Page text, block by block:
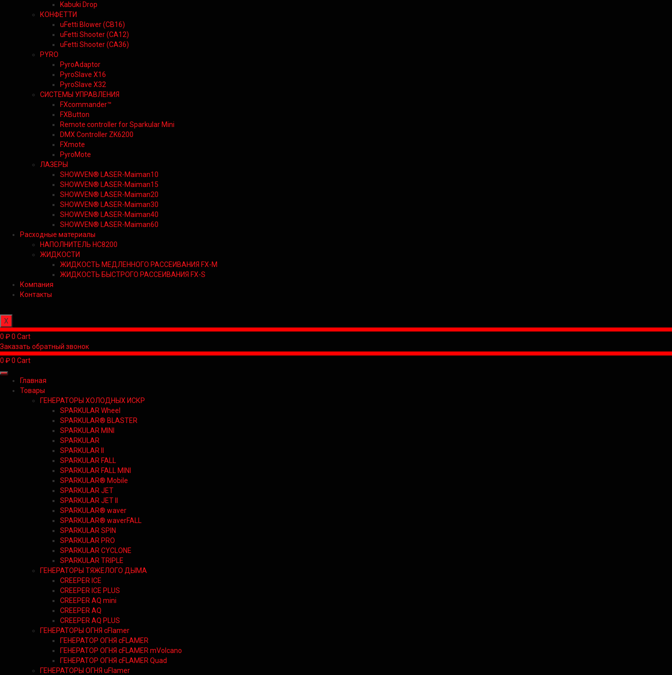
Kabuki Drop
КОНФЕТТИ
uFetti Blower (CB16)
uFetti Shooter (CA12)
uFetti Shooter (CA36)
PYRO
PyroAdaptor
PyroSlave X16
PyroSlave X32
СИСТЕМЫ УПРАВЛЕНИЯ
FXcommander™
FXButton
Remote controller for Sparkular Mini
DMX Controller ZK6200
FXmote
PyroMote
ЛАЗЕРЫ
SHOWVEN® LASER-Maiman10
SHOWVEN® LASER-Maiman15
SHOWVEN® LASER-Maiman20
SHOWVEN® LASER-Maiman30
SHOWVEN® LASER-Maiman40
SHOWVEN® LASER-Maiman60
Расходные материалы
НАПОЛНИТЕЛЬ HC8200
ЖИДКОСТИ
ЖИДКОСТЬ МЕДЛЕННОГО РАССЕИВАНИЯ FX-M
ЖИДКОСТЬ БЫСТРОГО РАССЕИВАНИЯ FX-S
Компания
Контакты
X
0 ₽0 Cart
Заказать обратный звонок
0 ₽0 Cart
Главная
Товары
ГЕНЕРАТОРЫ ХОЛОДНЫХ ИСКР
SPARKULAR Wheel
SPARKULAR® BLASTER
SPARKULAR MINI
SPARKULAR
SPARKULAR II
SPARKULAR FALL
SPARKULAR FALL MINI
SPARKULAR® Mobile
SPARKULAR JET
SPARKULAR JET II
SPARKULAR® waver
SPARKULAR® waverFALL
SPARKULAR SPIN
SPARKULAR PRO
SPARKULAR CYCLONE
SPARKULAR TRIPLE
ГЕНЕРАТОРЫ ТЯЖЕЛОГО ДЫМА
CREEPER ICE
CREEPER ICE PLUS
CREEPER AQ mini
CREEPER AQ
CREEPER AQ PLUS
ГЕНЕРАТОРЫ ОГНЯ cFlamer
ГЕНЕРАТОР ОГНЯ сFLAMER
ГЕНЕРАТОР ОГНЯ сFLAMER mVolcano
ГЕНЕРАТОР ОГНЯ сFLAMER Quad
ГЕНЕРАТОРЫ ОГНЯ uFlamer